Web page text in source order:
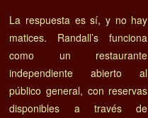
La respuesta es sí, y no hay
matices. Randall’s funciona
como un restaurante
independiente abierto al
público general, con reservas
disponibles a través de